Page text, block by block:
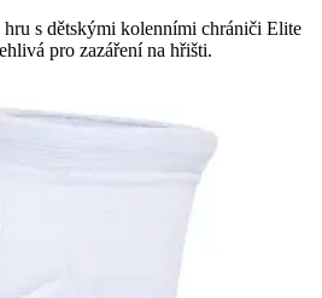
s dětskými kolenními chrániči Elite
pro zazáření na hřišti.